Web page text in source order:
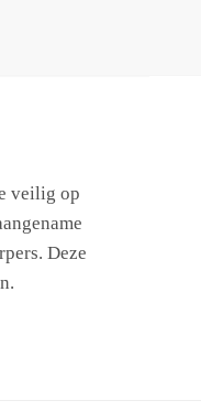
veilig op
Deze